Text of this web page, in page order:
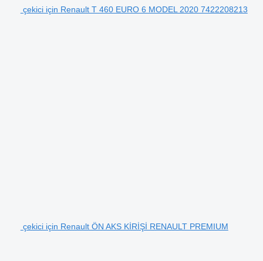
çekici için Renault T 460 EURO 6 MODEL 2020 7422208213
çekici için Renault ÖN AKS KİRİŞİ RENAULT PREMIUM